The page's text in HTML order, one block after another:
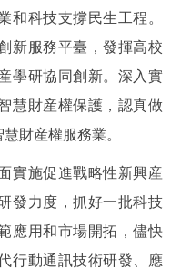
和科技支撐民生工程。
新服務平臺，發揮高校
學研協同創新。深入實
慧財産權保護，認真做
財産權服務業。
施促進戰略性新興産
發力度，抓好一批科技
應用和市場開拓，儘快
行動通訊技術研發、應